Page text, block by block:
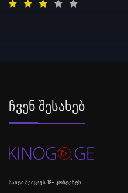
Ჩვენ Შესახებ
საიტი შეიცავს 18+ კონტენტს